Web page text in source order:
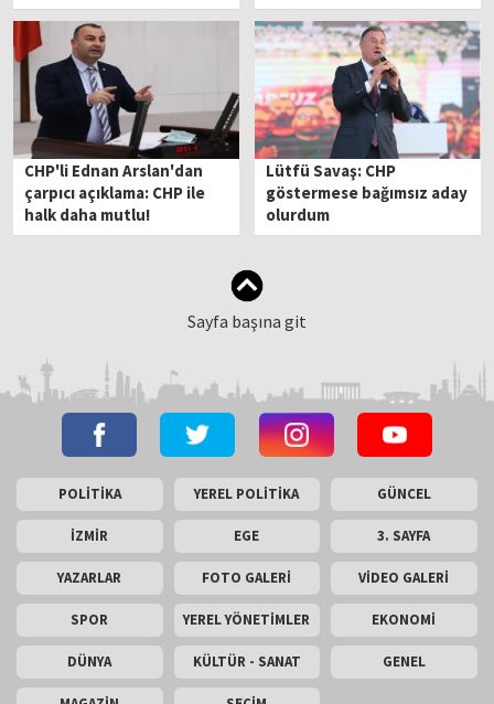
CHP'li Ednan Arslan'dan
çarpıcı açıklama: CHP ile
halk daha mutlu!
Lütfü Savaş: CHP
göstermese bağımsız aday
olurdum
Sayfa başına git
POLİTİKA YEREL POLİTİKA GÜNCEL
İZMİR EGE 3. SAYFA
YAZARLAR FOTO GALERİ VİDEO GALERİ
SPOR YEREL YÖNETİMLER EKONOMİ
DÜNYA KÜLTÜR - SANAT GENEL